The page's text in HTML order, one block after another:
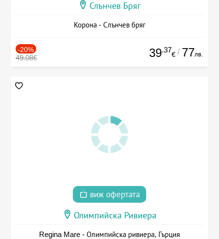
Слънчев Бряг
Корона - Слънчев бряг
-20%
49.08€ 39.37
€ / 77лв.
виж офертата
Олимпийска Ривиера
Regina Mare - Олимпийска ривиера, Гърция